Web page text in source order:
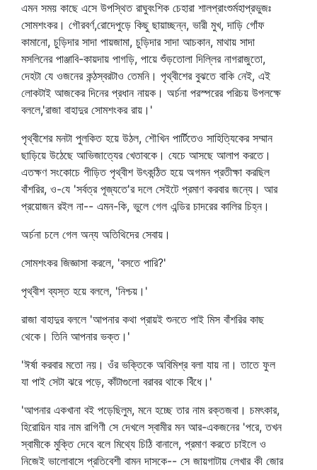
এমন সময় কাছে এসে উপস্থিত রাঘুবংশিক চেহারা শালপ্রাংশুর্মহাপ্রভুজঃ
সোমশংকর। গৌরবর্ণ,রোদেপুড়ে কিছু ছায়াচ্ছন্ন, ভারী মুখ, দাড়ি গোঁফ
কামানো, চুড়িদার সাদা পায়জামা, চুড়িদার সাদা আচকান, মাথায় সাদা
মসলিনের পাঞ্জাবি-কায়দায় পাগড়ি, পায়ে শুঁড়তোলা দিল্লির নাগরাজুতো,
দেহটা যে ওজনের কন্ঠস্বরটাও তেমনি। পৃথ্বীশের বুঝতে বাকি নেই, এই
লোকটাই আজকের দিনের প্রধান নায়ক। অর্চনা পরস্পরের পরিচয় উপলক্ষে
বললে,'রাজা বাহাদুর সোমশংকর রায়।'
পৃথ্বীশের মনটা পুলকিত হয়ে উঠল, শৌখিন পার্টিতেও সাহিত্যিকের সম্মান
ছাড়িয়ে উঠেছে আভিজাত্যের খেতাবকে। যেচে আসছে আলাপ করতে।
এতক্ষণ সংকোচে পীড়িত পৃথ্বীশ উৎকন্ঠিত হয়ে অগমন প্রতীক্ষা করছিল
বাঁশরির, ও-যে 'সর্বত্র পূজ্যতে'র দলে সেইটে প্রমাণ করবার জন্যে। আর
প্রয়োজন রইল না-- এমন-কি, ভুলে গেল এন্ডির চাদরের কালির চিহ্ন।
অর্চনা চলে গেল অন্য অতিথিদের সেবায়।
সোমশংকর জিজ্ঞাসা করলে, 'বসতে পারি?'
পৃথ্বীশ ব্যস্ত হয়ে বললে, 'নিশ্চয়।'
রাজা বাহাদুর বললে 'আপনার কথা প্রায়ই শুনতে পাই মিস বাঁশরির কাছ
থেকে। তিনি আপনার ভক্ত।'
'ঈর্ষা করবার মতো নয়। ওঁর ভক্তিকে অবিমিশ্র বলা যায় না। তাতে ফুল
যা পাই সেটা ঝরে পড়ে, কাঁটাগুলো বরাবর থাকে বিঁধে।'
'আপনার একখানা বই পড়েছিলুম, মনে হচ্ছে তার নাম রক্তজবা। চমৎকার,
হিরোয়িন যার নাম রাগিণী সে দেখলে স্বামীর মন আর-একজনের 'পরে, তখন
স্বামীকে মুক্তি দেবে বলে মিথ্যে চিঠি বানালে, প্রমাণ করতে চাইলে ও
নিজেই ভালোবাসে প্রতিবেশী বামন দাসকে-- সে জায়গাটায় লেখার কী জোর